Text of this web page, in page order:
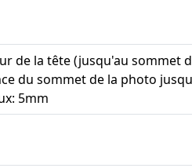
de la tête (jusqu'au sommet
du sommet de la photo
5mm